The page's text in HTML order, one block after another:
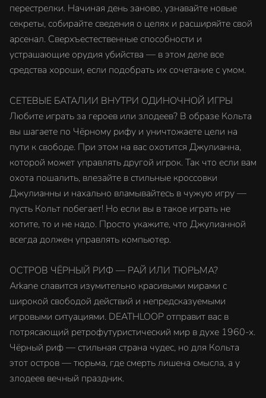
перестрелки. Начиная день заново, узнавайте новые
секреты, собирайте сведения о целях и расширяйте свой
арсенал. Сверхъестественные способности и
устрашающие орудия убийства — в этом деле все
средства хороши, если подобрать их сочетание с умом.
СЕТЕВЫЕ БАТАЛИИ ВНУТРИ ОДИНОЧНОЙ ИГРЫ
Любите играть за героев или злодеев? В образе Кольта
вы шагаете по Чёрному рифу и уничтожаете цели на
пути к свободе. При этом на вас охотится Джулианна,
которой может управлять другой игрок. Так что если вам
охота пошалить, влезайте в стильные кроссовки
Джулианны и нахально вламывайтесь в чужую игру —
пусть Кольт побегает! Но если вы в такое играть не
хотите, то и не надо. Просто укажите, что Джулианной
всегда должен управлять компьютер.
ОСТРОВ ЧЁРНЫЙ РИФ — РАЙ ИЛИ ТЮРЬМА?
Arkane славится изумительно красивыми мирами с
широкой свободой действий и непредсказуемыми
игровыми ситуациями. DEATHLOOP отправит вас в
потрясающий ретрофутуристический мир в духе 1960-х.
Чёрный риф — стильная страна чудес, но для Кольта
этот остров — тюрьма, где смерть лишена смысла, а у
злодеев вечный праздник.